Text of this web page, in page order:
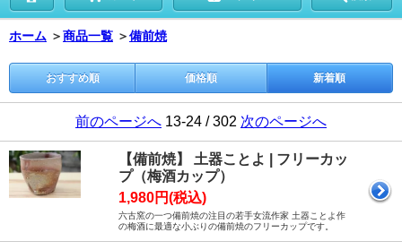
ホーム ＞商品一覧 ＞備前焼
おすすめ順 価格順 新着順
前のページへ 13-24 / 302 次のページへ
【備前焼】 土器ことよ | フリーカッ
プ（梅酒カップ）
1,980円(税込)
六古窯の一つ備前焼の注目の若手女流作家 土器ことよ作
の梅酒に最適な小ぶりの備前焼のフリーカップです。